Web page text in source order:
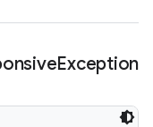
Exception